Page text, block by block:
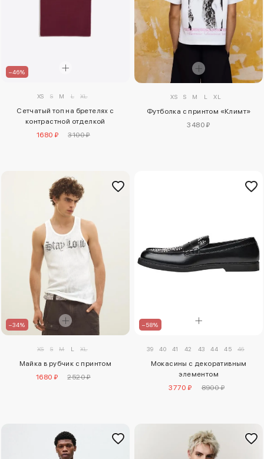
–46%
XS S M L XL
Сетчатый топ на бретелях с
контрастной отделкой
1680 ₽
3100 ₽
XS S M L XL
Футболка с принтом «Климт»
3480 ₽
–34%
XS S M L XL
Майка в рубчик с принтом
1680 ₽
2520 ₽
–58%
39 40 41 42 43 44 45 46
Мокасины с декоративным
элементом
3770 ₽
8900 ₽